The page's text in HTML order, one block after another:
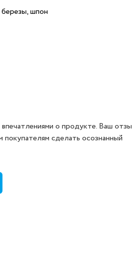
шпон
о продукте. Ваш
сделать осознанный